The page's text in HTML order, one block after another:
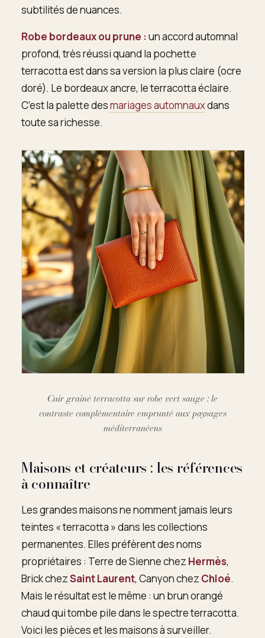
subtilités de nuances.
Robe bordeaux ou prune :un accord automnal
profond, très réussi quand la pochette
terracotta est dans sa version la plus claire (ocre
doré). Le bordeaux ancre, le terracotta éclaire.
C’est la palette desmariages automnauxdans
toute sa richesse.
Cuir grainé terracotta sur robe vert sauge : le
contraste complémentaire emprunté aux paysages
méditerranéens
Maisons et créateurs : les références
à connaître
Les grandes maisons ne nomment jamais leurs
teintes « terracotta » dans les collections
permanentes. Elles préfèrent des noms
propriétaires : Terre de Sienne chez Hermès,
Brick chezSaint Laurent, Canyon chez Chloé.
Mais le résultat est le même : un brun orangé
chaud qui tombe pile dans le spectre terracotta.
Voici les pièces et les maisons à surveiller.